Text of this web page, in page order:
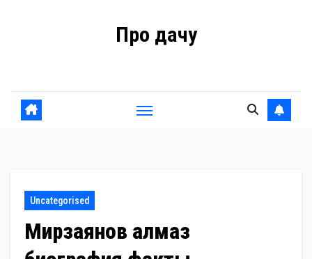
Про дачу
Uncategorised
Мирзаянов алмаз